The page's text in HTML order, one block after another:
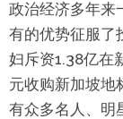
政治经济多年来
有的优势征服了
妇斥资1.38亿在
元收购新加坡地
有众多名人、明